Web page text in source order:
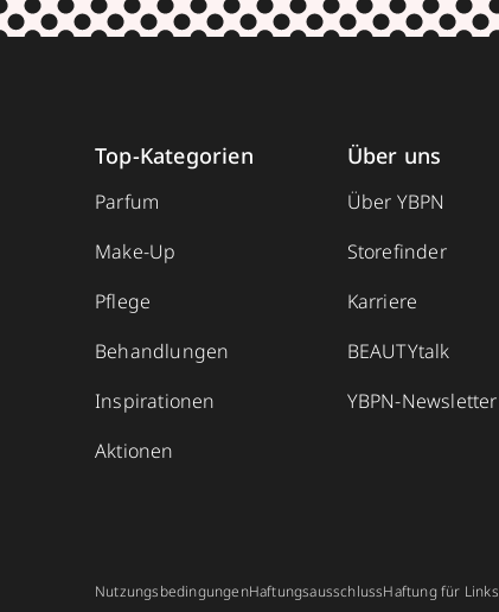
Top-Kategorien
Parfum
Make-Up
Pflege
Behandlungen
Inspirationen
Aktionen
Über uns
Über YBPN
Storefinder
Karriere
BEAUTYtalk
YBPN-Newsletter
NutzungsbedingungenHaftungsausschlussHaftung für Links